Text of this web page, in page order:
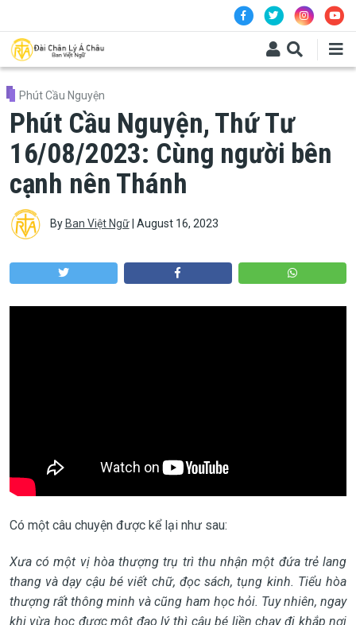
Phút Cầu Nguyện
Phút Cầu Nguyện, Thứ Tư
16/08/2023: Cùng người bên
cạnh nên Thánh
By Ban Việt Ngữ| August 16, 2023
Có một câu chuyện được kể lại như sau:
Xưa có một vị hòa thượng trụ trì thu nhận một đứa trẻ lang
thang và dạy cậu bé viết chữ, đọc sách, tụng kinh. Tiểu hòa
thượng rất thông minh và cũng ham học hỏi. Tuy nhiên, ngay
khi vừa học được một đạo lý thì cậu bé liền chạy đi khắp nơi